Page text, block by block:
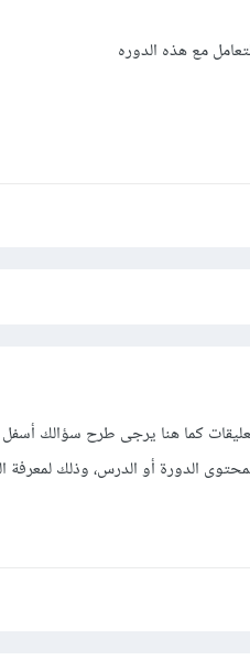
مع هذه الدوره
كما هنا يرجى طرح سؤالك
بمحتوى الدورة أو الدرس، وذلك